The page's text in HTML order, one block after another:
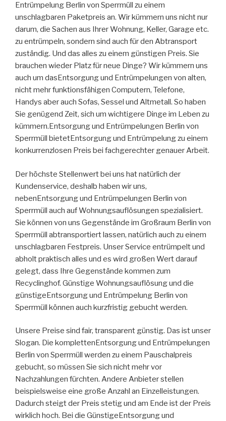
Entrümpelung Berlin von Sperrmüll zu einem
unschlagbaren Paketpreis an. Wir kümmern uns nicht nur
darum, die Sachen aus Ihrer Wohnung, Keller, Garage etc.
zu entrümpeln, sondern sind auch für den Abtransport
zuständig. Und das alles zu einem günstigen Preis. Sie
brauchen wieder Platz für neue Dinge? Wir kümmern uns
auch um dasEntsorgung und Entrümpelungen von alten,
nicht mehr funktionsfähigen Computern, Telefone,
Handys aber auch Sofas, Sessel und Altmetall. So haben
Sie genügend Zeit, sich um wichtigere Dinge im Leben zu
kümmern.Entsorgung und Entrümpelungen Berlin von
Sperrmüll bietetEntsorgung und Entrümpelung zu einem
konkurrenzlosen Preis bei fachgerechter genauer Arbeit.
Der höchste Stellenwert bei uns hat natürlich der
Kundenservice, deshalb haben wir uns,
nebenEntsorgung und Entrümpelungen Berlin von
Sperrmüll auch auf Wohnungsauflösungen spezialisiert.
Sie können von uns Gegenstände im Großraum Berlin von
Sperrmüll abtransportiert lassen, natürlich auch zu einem
unschlagbaren Festpreis. Unser Service entrümpelt und
abholt praktisch alles und es wird großen Wert darauf
gelegt, dass Ihre Gegenstände kommen zum
Recyclinghof. Günstige Wohnungsauflösung und die
günstigeEntsorgung und Entrümpelung Berlin von
Sperrmüll können auch kurzfristig gebucht werden.
Unsere Preise sind fair, transparent günstig. Das ist unser
Slogan. Die komplettenEntsorgung und Entrümpelungen
Berlin von Sperrmüll werden zu einem Pauschalpreis
gebucht, so müssen Sie sich nicht mehr vor
Nachzahlungen fürchten. Andere Anbieter stellen
beispielsweise eine große Anzahl an Einzelleistungen.
Dadurch steigt der Preis stetig und am Ende ist der Preis
wirklich hoch. Bei die GünstigeEntsorgung und